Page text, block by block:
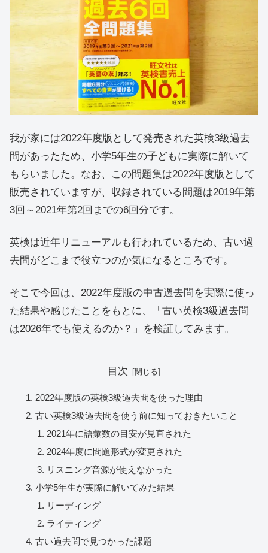
我が家には2022年度版として発売された英検3級過去
問があったため、小学5年生の子どもに実際に解いて
もらいました。なお、この問題集は2022年度版として
販売されていますが、収録されている問題は2019年第
3回～2021年第2回までの6回分です。
英検は近年リニューアルも行われているため、古い過
去問がどこまで役立つのか気になるところです。
そこで今回は、2022年度版の中古過去問を実際に使っ
た結果や感じたことをもとに、「古い英検3級過去問
は2026年でも使えるのか？」を検証してみます。
目次
2022年度版の英検3級過去問を使った理由
古い英検3級過去問を使う前に知っておきたいこと
2021年に語彙数の目安が見直された
2024年度に問題形式が変更された
リスニング音源が使えなかった
小学5年生が実際に解いてみた結果
リーディング
ライティング
古い過去問で見つかった課題